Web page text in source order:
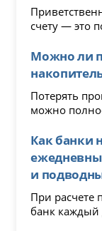
счету — это
Можно ли
Потерять
можно
Как банки
и
При расчете
банк каждый